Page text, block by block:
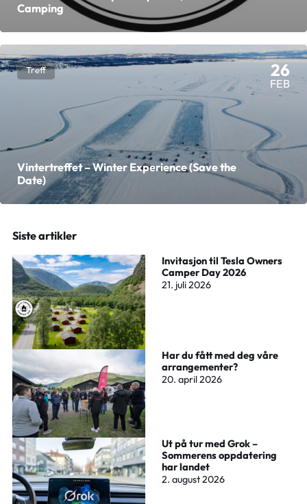
Camping
Treff 26
FEB
Vintertreffet – Winter Experience (Save the
Date)
Siste artikler
Invitasjon til Tesla Owners
Camper Day 2026
21. juli 2026
Har du fått med deg våre
arrangementer?
20. april 2026
Ut på tur med Grok –
Sommerens oppdatering
har landet
2. august 2026